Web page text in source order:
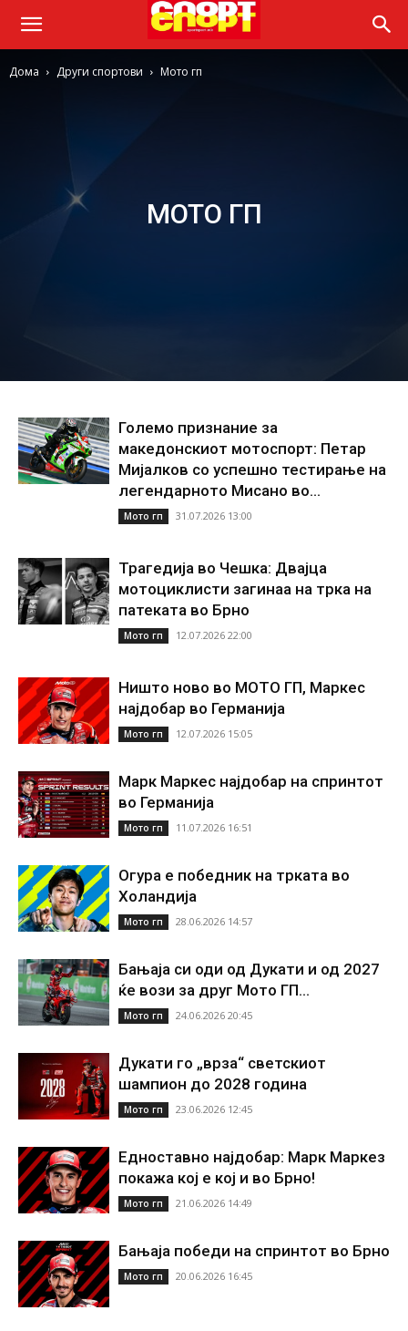
Дома Други спортови Мото гп
МОТО ГП
Големо признание за
македонскиот мотоспорт: Петар
Мијалков со успешно тестирање на
легендарното Мисано во...
Мото гп 31.07.2026 13:00
Трагедија во Чешка: Двајца
мотоциклисти загинаа на трка на
патеката во Брно
Мото гп 12.07.2026 22:00
Ништо ново во МОТО ГП, Маркес
најдобар во Германија
Мото гп 12.07.2026 15:05
Марк Маркес најдобар на спринтот
во Германија
Мото гп 11.07.2026 16:51
Огура е победник на трката во
Холандија
Мото гп 28.06.2026 14:57
Бањаја си оди од Дукати и од 2027
ќе вози за друг Мото ГП...
Мото гп 24.06.2026 20:45
Дукати го „врза“ светскиот
шампион до 2028 година
Мото гп 23.06.2026 12:45
Едноставно најдобар: Марк Маркез
покажа кој е кој и во Брно!
Мото гп 21.06.2026 14:49
Бањаја победи на спринтот во Брно
Мото гп 20.06.2026 16:45